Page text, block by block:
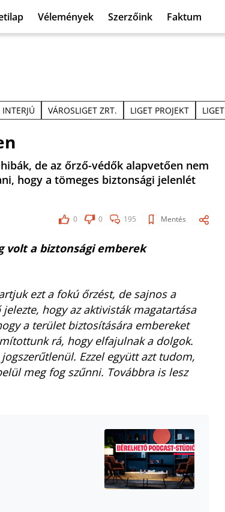
Vélemények Szerzőink Faktum
INTERJÚ VÁROSLIGET ZRT. LIGET PROJEKT LIGET
de az őrző-védők alapvetően nem
hogy a tömeges biztonsági jelenlét
0 0 195 Mentés
volt a biztonsági emberek
ezt a fokú őrzést, de sajnos a
hogy az aktivisták magatartása
a terület biztosítására embereket
rá, hogy elfajulnak a dolgok.
Ezzel együtt azt tudom,
meg fog szűnni. Továbbra is lesz